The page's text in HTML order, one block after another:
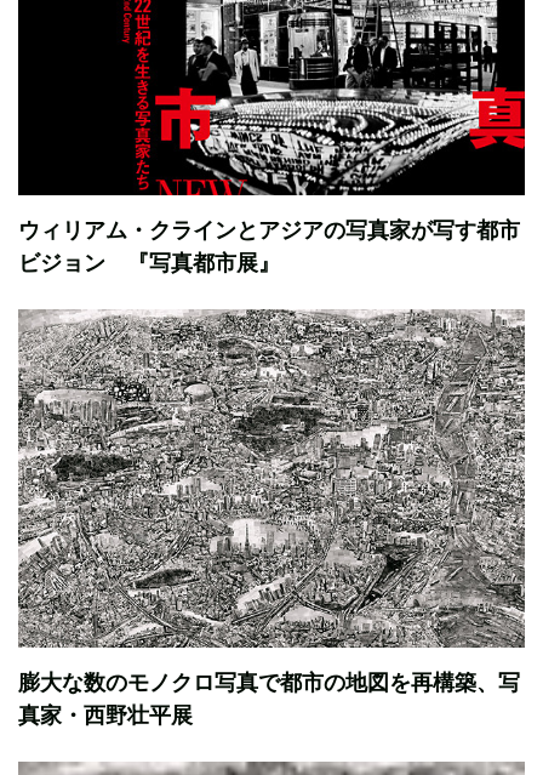
ウィリアム・クラインとアジアの写真家が写す都市
ビジョン 『写真都市展』
膨大な数のモノクロ写真で都市の地図を再構築、写
真家・西野壮平展